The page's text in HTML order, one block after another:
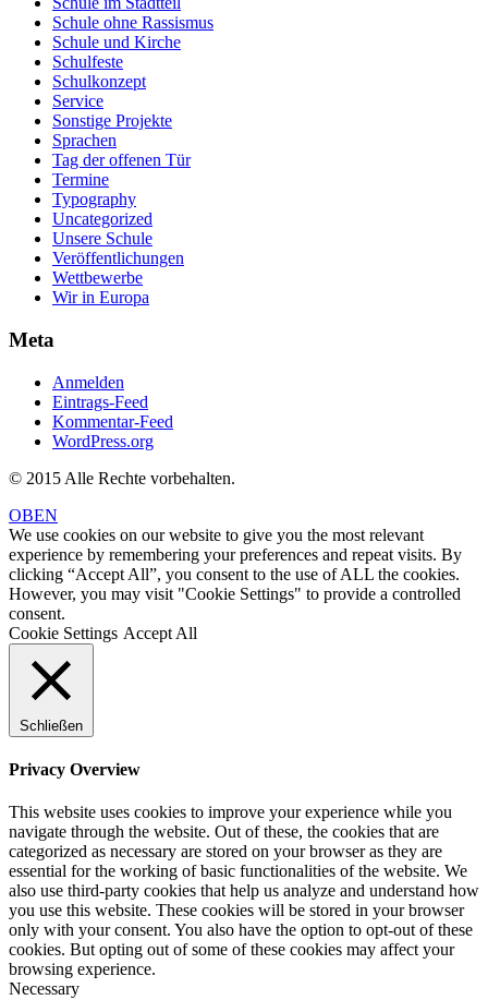
Schule ohne Rassismus
Schule und Kirche
Schulfeste
Schulkonzept
Service
Sonstige Projekte
Sprachen
Tag der offenen Tür
Termine
Typography
Uncategorized
Unsere Schule
Veröffentlichungen
Wettbewerbe
Wir in Europa
Meta
Anmelden
Eintrags-Feed
Kommentar-Feed
WordPress.org
© 2015 Alle Rechte vorbehalten.
OBEN
We use cookies on our website to give you the most relevant
experience by remembering your preferences and repeat visits. By
clicking “Accept All”, you consent to the use of ALL the cookies.
However, you may visit "Cookie Settings" to provide a controlled
consent.
Cookie Settings Accept All
Schließen
Privacy Overview
This website uses cookies to improve your experience while you
navigate through the website. Out of these, the cookies that are
categorized as necessary are stored on your browser as they are
essential for the working of basic functionalities of the website. We
also use third-party cookies that help us analyze and understand how
you use this website. These cookies will be stored in your browser
only with your consent. You also have the option to opt-out of these
cookies. But opting out of some of these cookies may affect your
browsing experience.
Necessary